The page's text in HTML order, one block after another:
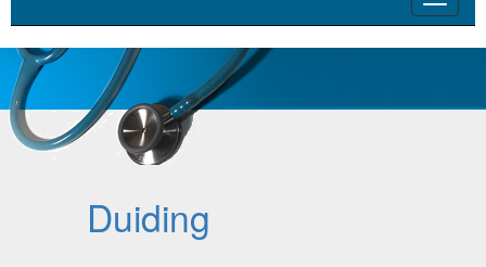
Toggle
Duiding